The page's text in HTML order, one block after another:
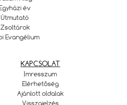
év
Útmutató
Zsoltárok
Evangélium
KAPCSOLAT
Imresszum
Elérhetőség
Ajánlott oldalak
Visszajelzés